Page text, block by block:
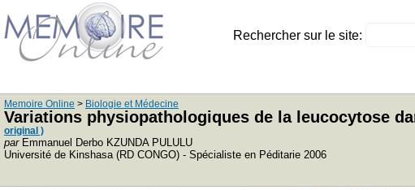
Rechercher sur le site:
Memoire Online > Biologie et Médecine
Variations physiopathologiques de la leucocytose
original )
parEmmanuel Derbo KZUNDA PULULU
Université de Kinshasa (RD CONGO) - Spécialiste en Péditarie 2006